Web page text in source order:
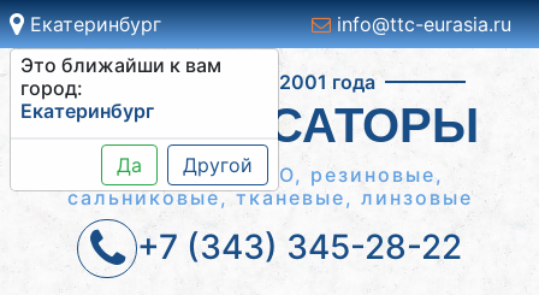
Екатеринбург
Это ближайши к вам
город:
Екатеринбург
Да Другой
info@ttc-eurasia.ru
Работаем с 2001 года
КОМПЕНСАТОРЫ
Сильфонные КСО, резиновые,
сальниковые, тканевые, линзовые
+7 (343) 345-28-22